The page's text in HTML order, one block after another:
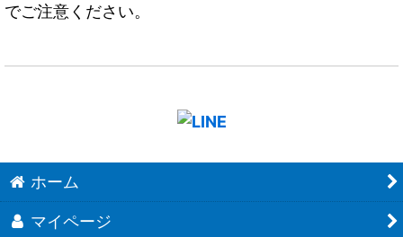
でご注意ください。
ホーム
マイページ